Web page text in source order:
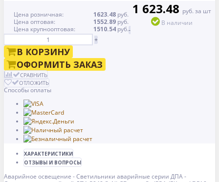
Цена розничная: 1623.48 руб.
Цена оптовая:
1552.89 руб.
Цена крупнооптовая:
1510.54 руб.
1 623.48 руб. за шт
В наличии
-
+
В КОРЗИНУ
ОФОРМИТЬ ЗАКАЗ
СРАВНИТЬ
ОТЛОЖИТЬ
Способы оплаты
ХАРАКТЕРИСТИКИ
ОТЗЫВЫ И ВОПРОСЫ
Аварийное освещение - Светильники аварийные серии ДПА -